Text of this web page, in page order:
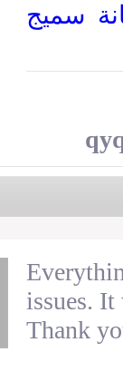
سميج
issues.
Thank